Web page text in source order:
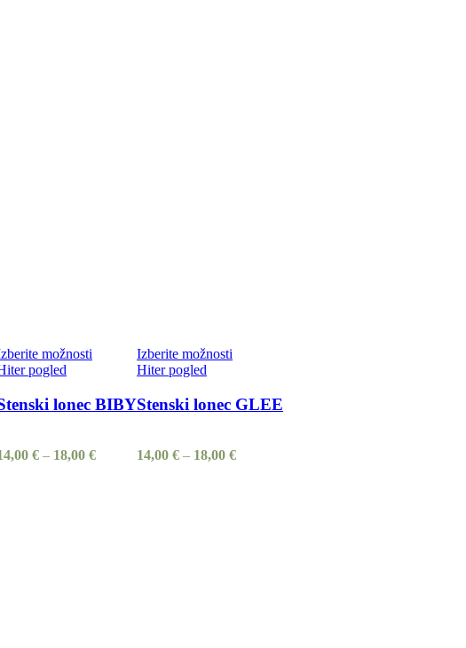
možnosti
pogled
lonec BIBY
€ – 18,00 €
Izberite možnosti
Hiter pogled
Stenski lonec GLEE
14,00 € – 18,00 €